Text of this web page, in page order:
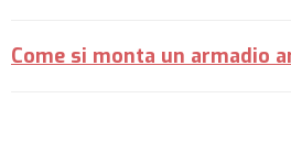
Come si monta un armadio